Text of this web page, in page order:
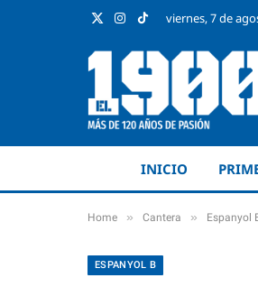
X
Instagram
TikTokviernes, 7 de
INICIO
Home » Cantera » Espanyol
ESPANYOL B